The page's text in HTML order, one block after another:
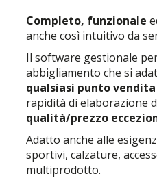
Completo, funzionale
anche così intuitivo da
Il software gestionale
abbigliamento che si
qualsiasi punto vendita
rapidità di elaborazione
qualità/prezzo
Adatto anche alle
sportivi, calzature,
multiprodotto.